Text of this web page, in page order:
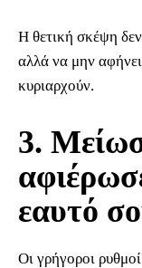
Η θετική σκέψη
αλλά να μην
κυριαρχούν.
3.
εαυτό
Οι γρήγοροι